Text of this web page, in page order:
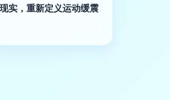
实，重新定义运动缓震